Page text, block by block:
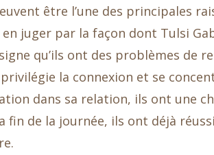
être l’une des principales
en juger par la façon dont Tulsi
qu’ils ont des problèmes de
la connexion et se
dans sa relation, ils ont une
fin de la journée, ils ont déjà